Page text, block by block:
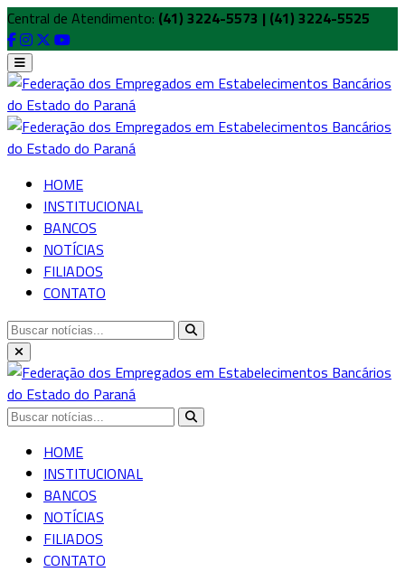
Central de Atendimento: (41) 3224-5573 | (41) 3224-5525
HOME
INSTITUCIONAL
BANCOS
NOTÍCIAS
FILIADOS
CONTATO
HOME
INSTITUCIONAL
BANCOS
NOTÍCIAS
FILIADOS
CONTATO